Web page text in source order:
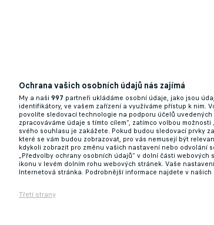
Ochrana vašich osobních údajů nás zajímá
My a naši 997 partneři ukládáme osobní údaje, jako jsou
identifikátory, ve vašem zařízení a využíváme přístup k nim.
povolíte sledovací technologie na podporu účelů
zpracováváme údaje s tímto cílem“, zatímco volbou
svého souhlasu je zakážete. Pokud budou sledovací prvky
které se vám budou zobrazovat, pro vás nemusejí být
kdykoli zobrazit pro změnu vašich nastavení nebo odvolání
„Předvolby ochrany osobních údajů“ v dolní části
ikonu v levém dolním rohu webových stránek. Vaše
Internetová stránka. Podrobnější informace najdete v
Třetí strany